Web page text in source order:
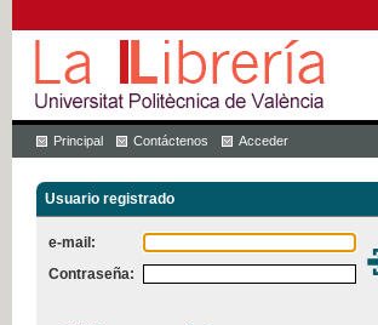
Principal Contáctenos Acceder
Usuario registrado
e-mail:
Contraseña: